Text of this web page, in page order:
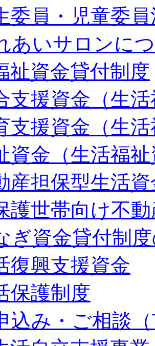
委員・児童委
あいサロンに
祉資金貸付制度
支援資金（生
支援資金（生
資金（生活福
産担保型生活資
護世帯向け不
ぎ資金貸付制
復興支援資金
保護制度
込み・ご相談